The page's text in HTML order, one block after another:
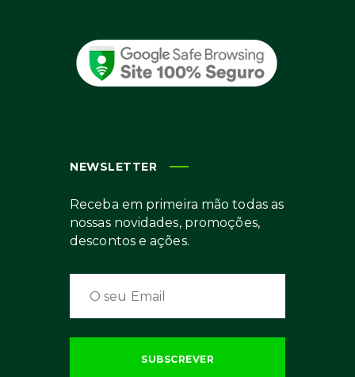
NEWSLETTER
Receba em primeira mão todas as
nossas novidades, promoções,
descontos e ações.